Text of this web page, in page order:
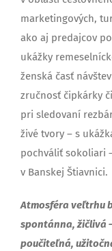
marketingových,
ako aj predajcov
ukážky
ženská časť
zručnosť čipkárky
pri sledovaní
živé tvory – s
pochváliť sokoliari
v Banskej Štiavnici.
Atmosféra veľtrhu
spontánna, žičlivá
poučiteľná,